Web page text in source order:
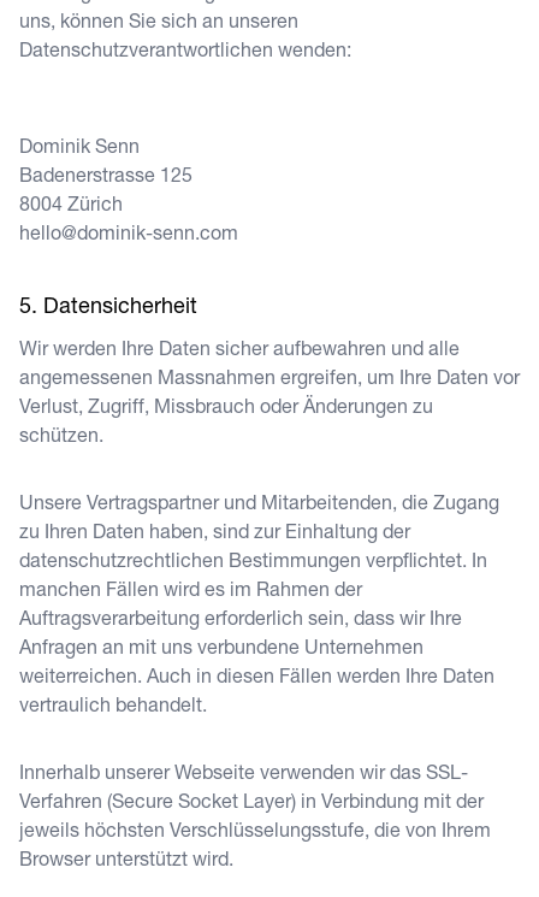
uns, können Sie sich an unseren
Datenschutzverantwortlichen wenden:
Dominik Senn
Badenerstrasse 125
8004 Zürich
hello@dominik-senn.com
Datensicherheit
Wir werden Ihre Daten sicher aufbewahren und alle
angemessenen Massnahmen ergreifen, um Ihre Daten vor
Verlust, Zugriff, Missbrauch oder Änderungen zu
schützen.
Unsere Vertragspartner und Mitarbeitenden, die Zugang
zu Ihren Daten haben, sind zur Einhaltung der
datenschutzrechtlichen Bestimmungen verpflichtet. In
manchen Fällen wird es im Rahmen der
Auftragsverarbeitung erforderlich sein, dass wir Ihre
Anfragen an mit uns verbundene Unternehmen
weiterreichen. Auch in diesen Fällen werden Ihre Daten
vertraulich behandelt.
Innerhalb unserer Webseite verwenden wir das SSL-
Verfahren (Secure Socket Layer) in Verbindung mit der
jeweils höchsten Verschlüsselungsstufe, die von Ihrem
Browser unterstützt wird.